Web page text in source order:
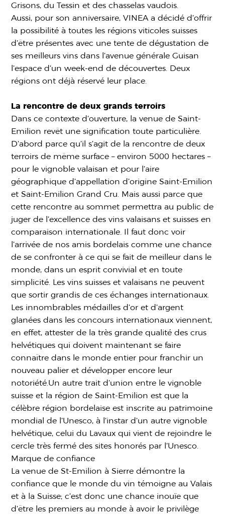
Grisons, du Tessin et des chasselas vaudois.
Aussi, pour son anniversaire, VINEA a décidé d’offrir
la possibilité à toutes les régions viticoles suisses
d’être présentes avec une tente de dégustation de
ses meilleurs vins dans l’avenue générale Guisan
l’espace d’un week-end de découvertes. Deux
régions ont déjà réservé leur place.
La rencontre de deux grands terroirs
Dans ce contexte d’ouverture, la venue de Saint-
Emilion revêt une signification toute particulière.
D’abord parce qu’il s’agit de la rencontre de deux
terroirs de même surface – environ 5000 hectares –
pour le vignoble valaisan et pour l’aire
géographique d’appellation d’origine Saint-Emilion
et Saint-Emilion Grand Cru. Mais aussi parce que
cette rencontre au sommet permettra au public de
juger de l’excellence des vins valaisans et suisses en
comparaison internationale. Il faut donc voir
l’arrivée de nos amis bordelais comme une chance
de se confronter à ce qui se fait de meilleur dans le
monde, dans un esprit convivial et en toute
simplicité. Les vins suisses et valaisans ne peuvent
que sortir grandis de ces échanges internationaux.
Les innombrables médailles d’or et d’argent
glanées dans les concours internationaux viennent,
en effet, attester de la très grande qualité des crus
helvétiques qui doivent maintenant se faire
connaître dans le monde entier pour franchir un
nouveau palier et développer encore leur
notoriété.Un autre trait d’union entre le vignoble
suisse et la région de Saint-Emilion est que la
célèbre région bordelaise est inscrite au patrimoine
mondial de l’Unesco, à l’instar d’un autre vignoble
helvétique, celui du Lavaux qui vient de rejoindre le
cercle très fermé des sites honorés par l’Unesco.
Marque de confiance
La venue de St-Emilion à Sierre démontre la
confiance que le monde du vin témoigne au Valais
et à la Suisse; c’est donc une chance inouïe que
d’être les premiers au monde à avoir le privilège